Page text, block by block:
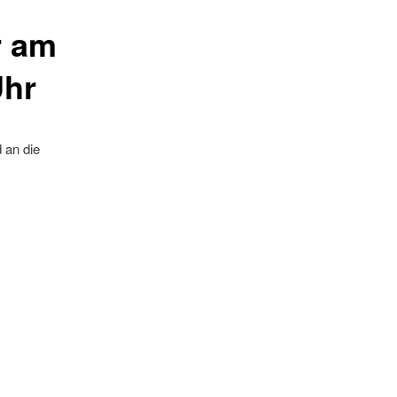
an die